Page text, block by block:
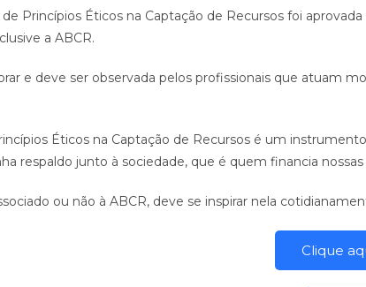
Princípios Éticos na Captação de Recursos foi
a ABCR.
e deve ser observada pelos profissionais que atuam
Éticos na Captação de Recursos é um
respaldo junto à sociedade, que é quem financia
ou não à ABCR, deve se inspirar nela
Clique